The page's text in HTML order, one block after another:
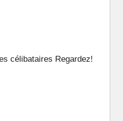
célibataires Regardez!